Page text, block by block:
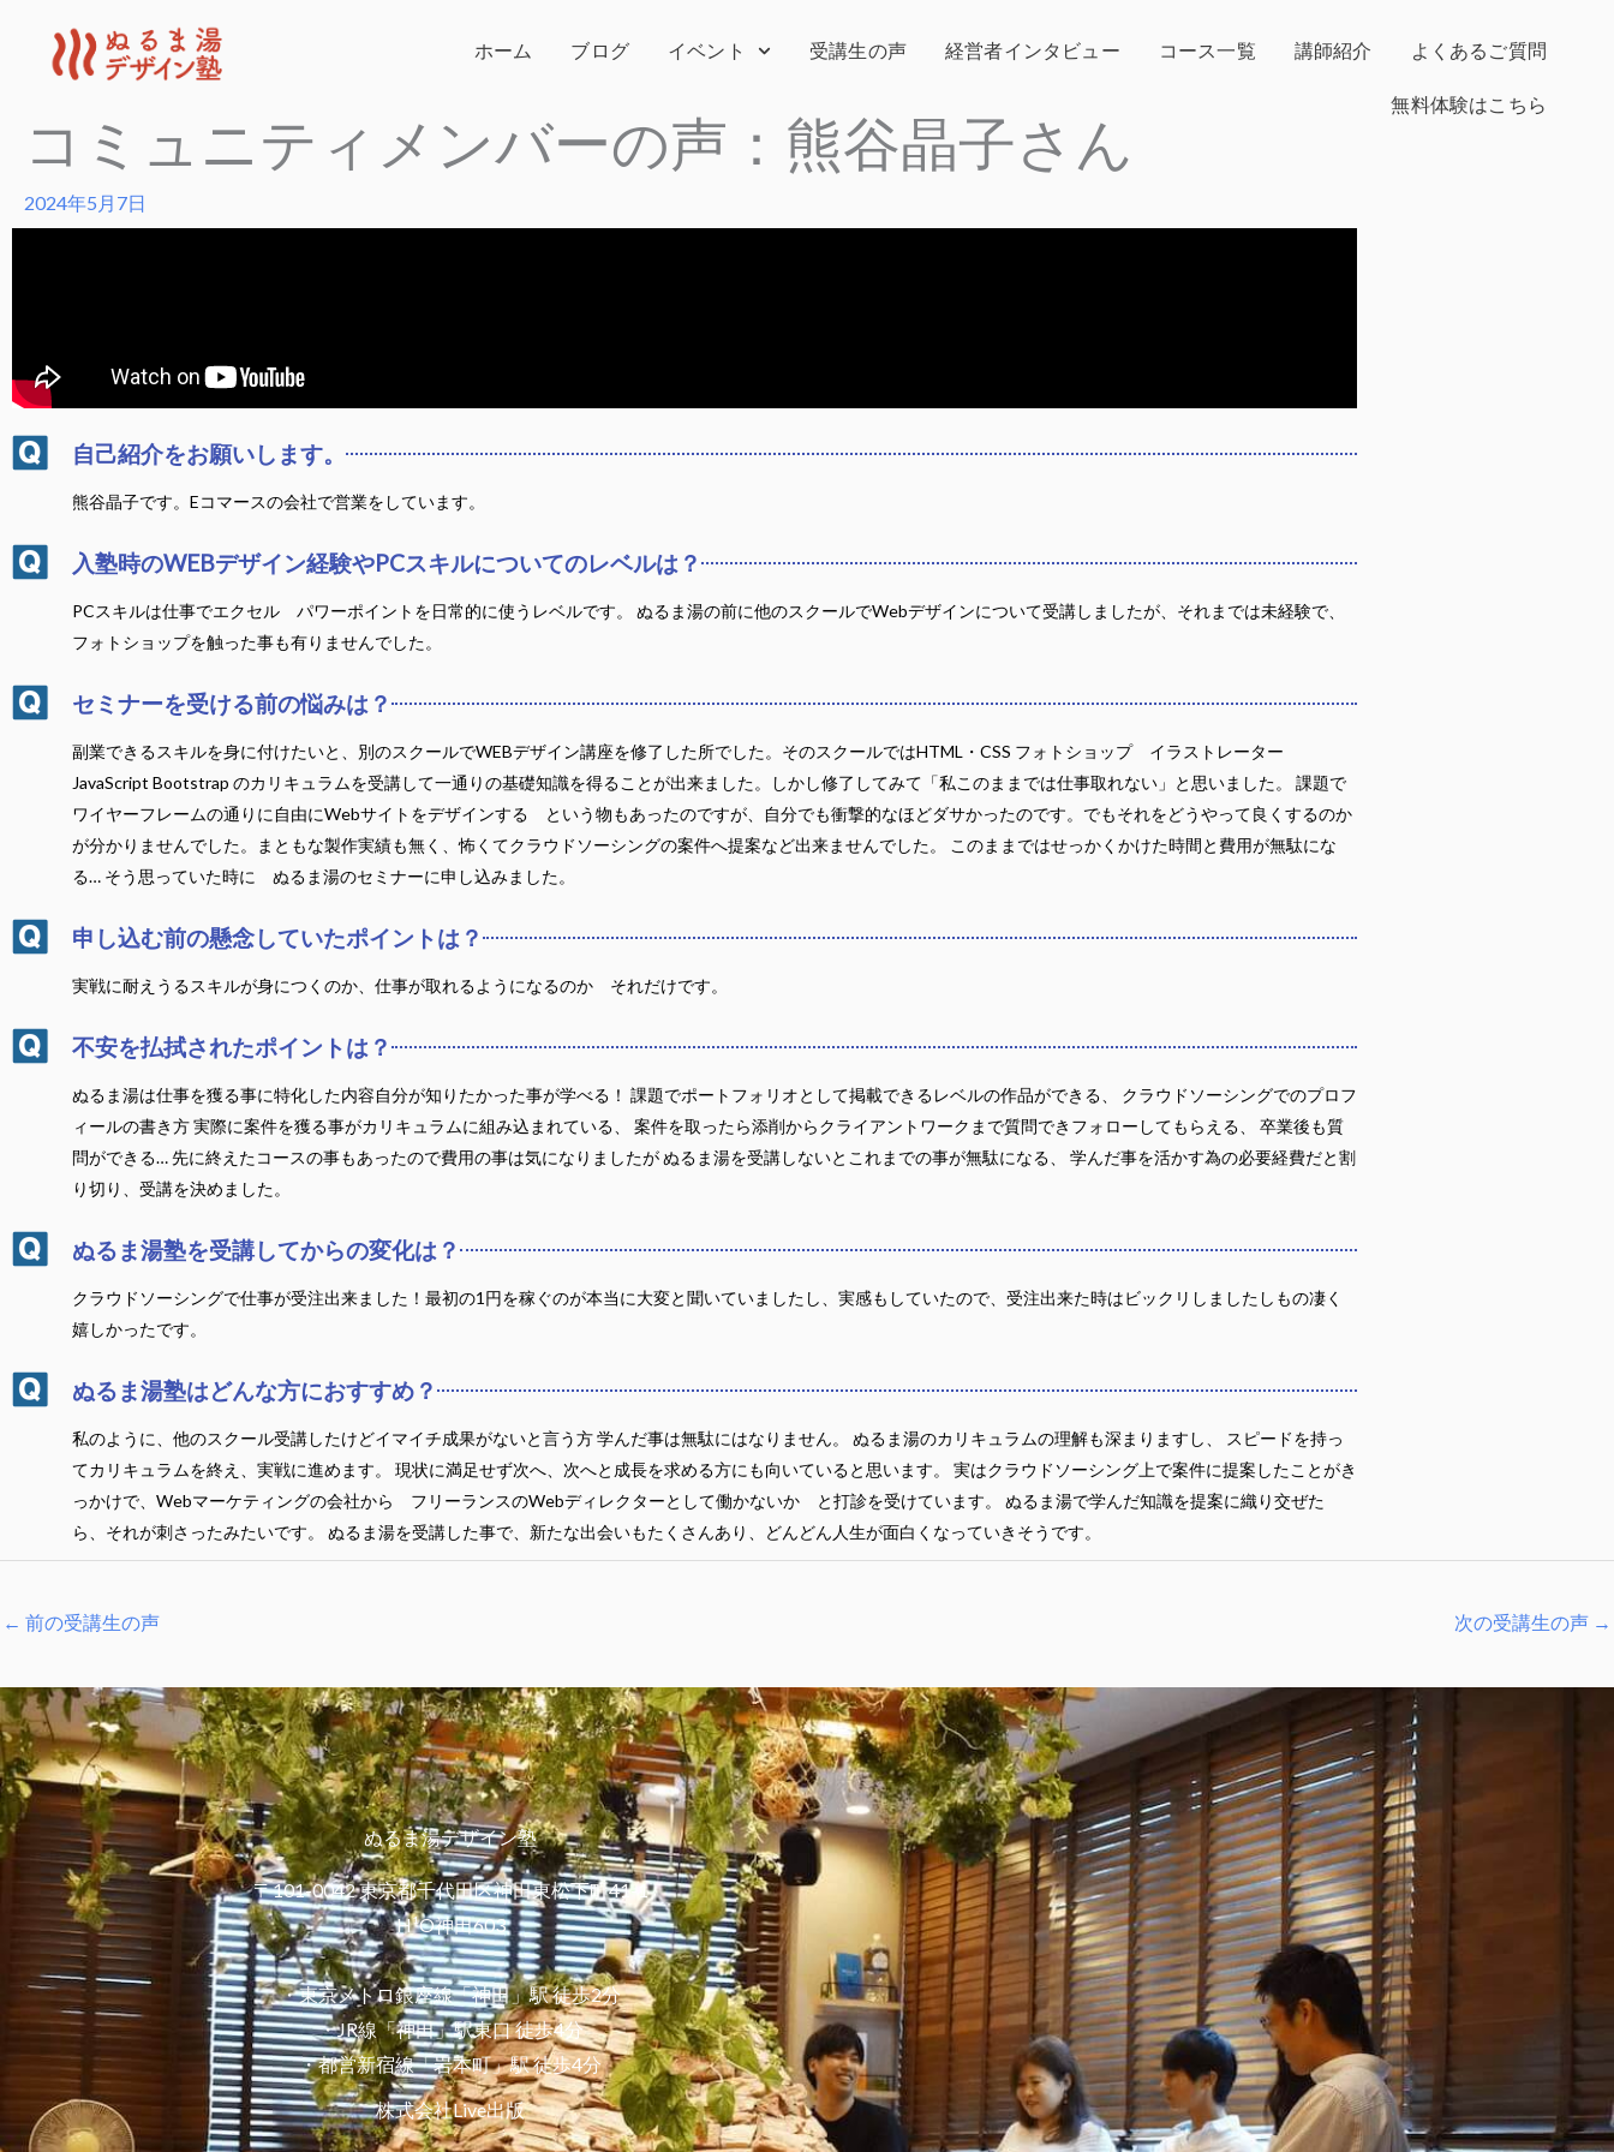
プ
ホーム ブログ イベント 受講生の声 経営者インタビュー コース一覧 講師紹介 よくあるご質問
無料体験はこちら
コミュニティメンバーの声：熊谷晶子さん
2024年5月7日
自己紹介をお願いします。
熊谷晶子です。Eコマースの会社で営業をしています。
入塾時のWEBデザイン経験やPCスキルについてのレベルは？
PCスキルは仕事でエクセル パワーポイントを日常的に使うレベルです。 ぬるま湯の前に他のスクールでWebデザインについて受講しましたが、それまでは未経験で、
フォトショップを触った事も有りませんでした。
セミナーを受ける前の悩みは？
副業できるスキルを身に付けたいと、別のスクールでWEBデザイン講座を修了した所でした。そのスクールではHTML・CSS フォトショップ イラストレーター
JavaScript Bootstrap のカリキュラムを受講して一通りの基礎知識を得ることが出来ました。しかし修了してみて「私このままでは仕事取れない」と思いました。 課題で
ワイヤーフレームの通りに自由にWebサイトをデザインする という物もあったのですが、自分でも衝撃的なほどダサかったのです。でもそれをどうやって良くするのか
が分かりませんでした。まともな製作実績も無く、怖くてクラウドソーシングの案件へ提案など出来ませんでした。 このままではせっかくかけた時間と費用が無駄にな
る… そう思っていた時に ぬるま湯のセミナーに申し込みました。
申し込む前の懸念していたポイントは？
実戦に耐えうるスキルが身につくのか、仕事が取れるようになるのか それだけです。
不安を払拭されたポイントは？
ぬるま湯は仕事を獲る事に特化した内容自分が知りたかった事が学べる！ 課題でポートフォリオとして掲載できるレベルの作品ができる、 クラウドソーシングでのプロフ
ィールの書き方 実際に案件を獲る事がカリキュラムに組み込まれている、 案件を取ったら添削からクライアントワークまで質問できフォローしてもらえる、 卒業後も質
問ができる… 先に終えたコースの事もあったので費用の事は気になりましたが ぬるま湯を受講しないとこれまでの事が無駄になる、 学んだ事を活かす為の必要経費だと割
り切り、受講を決めました。
ぬるま湯塾を受講してからの変化は？
クラウドソーシングで仕事が受注出来ました！最初の1円を稼ぐのが本当に大変と聞いていましたし、実感もしていたので、受注出来た時はビックリしましたしもの凄く
嬉しかったです。
ぬるま湯塾はどんな方におすすめ？
私のように、他のスクール受講したけどイマイチ成果がないと言う方 学んだ事は無駄にはなりません。 ぬるま湯のカリキュラムの理解も深まりますし、 スピードを持っ
てカリキュラムを終え、実戦に進めます。 現状に満足せず次へ、次へと成長を求める方にも向いていると思います。 実はクラウドソーシング上で案件に提案したことがき
っかけで、Webマーケティングの会社から フリーランスのWebディレクターとして働かないか と打診を受けています。 ぬるま湯で学んだ知識を提案に織り交ぜた
ら、それが刺さったみたいです。 ぬるま湯を受講した事で、新たな出会いもたくさんあり、どんどん人生が面白くなっていきそうです。
← 前の受講生の声 次の受講生の声 →
ぬるま湯デザイン塾
〒101-0042 東京都千代田区神田東松下町41-1
H¹O神田603
・東京メトロ銀座線「神田」駅 徒歩2分
・JR線「神田」駅東口 徒歩4分
・都営新宿線「岩本町」駅 徒歩4分
株式会社Live出版